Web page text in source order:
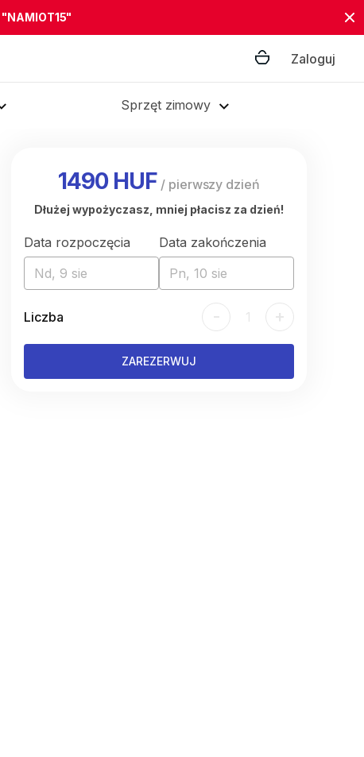
"NAMIOT15"
Zaloguj
Sprzęt zimowy
1490 HUF / pierwszy dzień
Dłużej wypożyczasz, mniej płacisz za dzień!
Data rozpoczęcia
Nd, 9 sie
Data zakończenia
Pn, 10 sie
Liczba - 1 +
ZAREZERWUJ